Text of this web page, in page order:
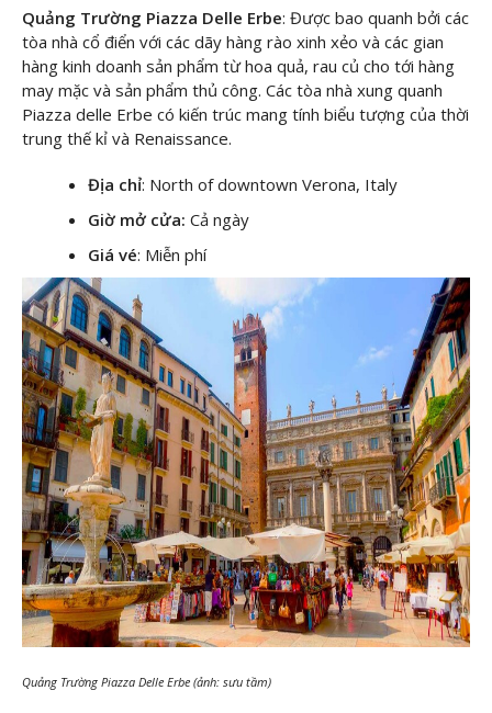
Quảng Trường Piazza Delle Erbe: Được bao quanh bởi các
tòa nhà cổ điển với các dãy hàng rào xinh xẻo và các gian
hàng kinh doanh sản phẩm từ hoa quả, rau củ cho tới hàng
may mặc và sản phẩm thủ công. Các tòa nhà xung quanh
Piazza delle Erbe có kiến ​​trúc mang tính biểu tượng của thời
trung thế kỉ và Renaissance.
Địa chỉ: North of downtown Verona, Italy
Giờ mở cửa: Cả ngày
Giá vé: Miễn phí
Quảng Trường Piazza Delle Erbe (ảnh: sưu tầm)